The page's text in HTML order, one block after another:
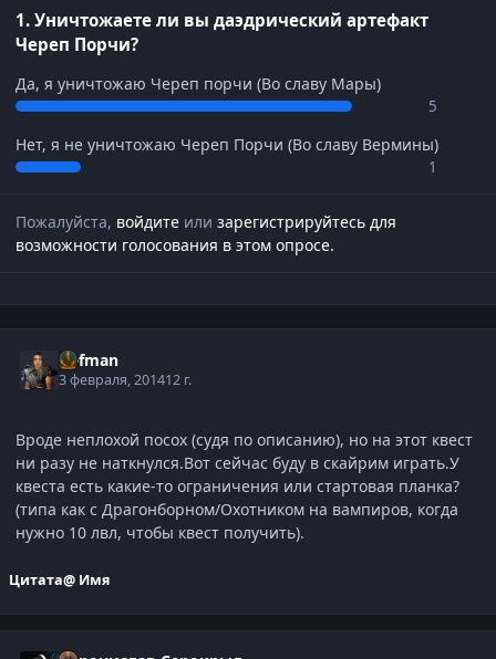
1. Уничтожаете ли вы даэдрический артефакт
Череп Порчи?
Да, я уничтожаю Череп порчи (Во славу Мары)
5
Нет, я не уничтожаю Череп Порчи (Во славу Вермины)
1
Пожалуйста, войдите или зарегистрируйтесь для
возможности голосования в этом опросе.
Defman
3 февраля, 201412 г.
Вроде неплохой посох (судя по описанию), но на этот квест
ни разу не наткнулся.Вот сейчас буду в скайрим играть.У
квеста есть какие-то ограничения или стартовая планка?
(типа как с Драгонборном/Охотником на вампиров, когда
нужно 10 лвл, чтобы квест получить).
Цитата@ Имя